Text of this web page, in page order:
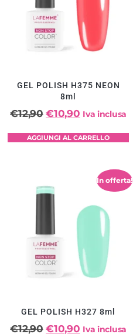
GEL POLISH H375 NEON
8ml
€12,90 €10,90 Iva inclusa
AGGIUNGI AL CARRELLO
In offerta!
GEL POLISH H327 8ml
€12,90 €10,90 Iva inclusa